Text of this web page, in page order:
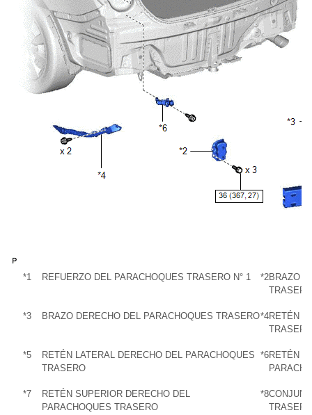
*1 REFUERZO DEL PARACHOQUES TRASERO N° 1 *2BRAZO
TRASERO
*3 BRAZO DERECHO DEL PARACHOQUES TRASERO*4RETÉN
TRASERO
*5
RETÉN LATERAL DERECHO DEL PARACHOQUES
TRASERO
*6RETÉN
*7
RETÉN SUPERIOR DERECHO DEL
PARACHOQUES TRASERO
*8